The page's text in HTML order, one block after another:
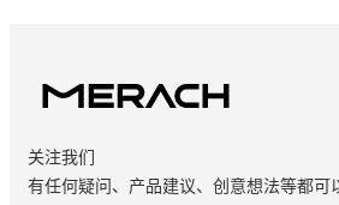
关注我们
有任何疑问、产品建议、创意想法等都可